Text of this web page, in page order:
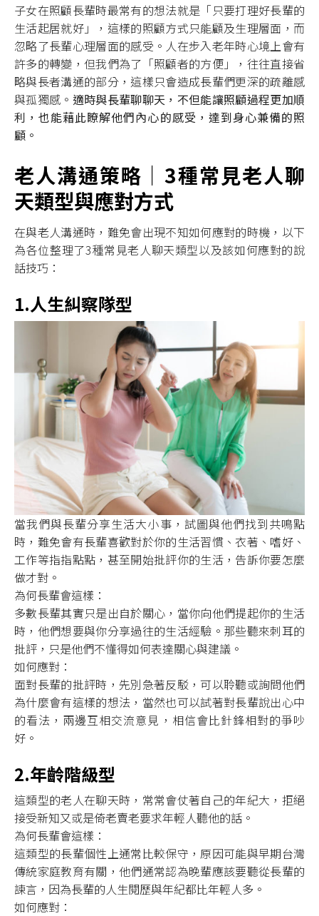
子女在照顧長輩時最常有的想法就是「只要打理好長輩的
生活起居就好」，這樣的照顧方式只能顧及生理層面，而
忽略了長輩心理層面的感受。人在步入老年時心境上會有
許多的轉變，但我們為了「照顧者的方便」，往往直接省
略與長者溝通的部分，這樣只會造成長輩們更深的疏離感
與孤獨感。 適時與長輩聊聊天，不但能讓照顧過程更加順
利，也能藉此瞭解他們內心的感受，達到身心兼備的照
顧。
老人溝通策略｜3種常見老人聊
天類型與應對方式
在與老人溝通時，難免會出現不知如何應對的時機，以下
為各位整理了3種常見老人聊天類型以及該如何應對的說
話技巧：
1.人生糾察隊型
當我們與長輩分享生活大小事，試圖與他們找到共鳴點
時，難免會有長輩喜歡對於你的生活習慣、衣著、嗜好、
工作等指指點點，甚至開始批評你的生活，告訴你要怎麼
做才對。
為何長輩會這樣：
多數長輩其實只是出自於關心，當你向他們提起你的生活
時，他們想要與你分享過往的生活經驗。那些聽來刺耳的
批評，只是他們不懂得如何表達關心與建議。
如何應對：
面對長輩的批評時，先別急著反駁，可以聆聽或詢問他們
為什麼會有這樣的想法，當然也可以試著對長輩說出心中
的看法，兩邊互相交流意見，相信會比針鋒相對的爭吵
好。
2.年齡階級型
這類型的老人在聊天時，常常會仗著自己的年紀大，拒絕
接受新知又或是倚老賣老要求年輕人聽他的話。
為何長輩會這樣：
這類型的長輩個性上通常比較保守，原因可能與早期台灣
傳統家庭教育有關，他們通常認為晚輩應該要聽從長輩的
諫言，因為長輩的人生閱歷與年紀都比年輕人多。
如何應對：